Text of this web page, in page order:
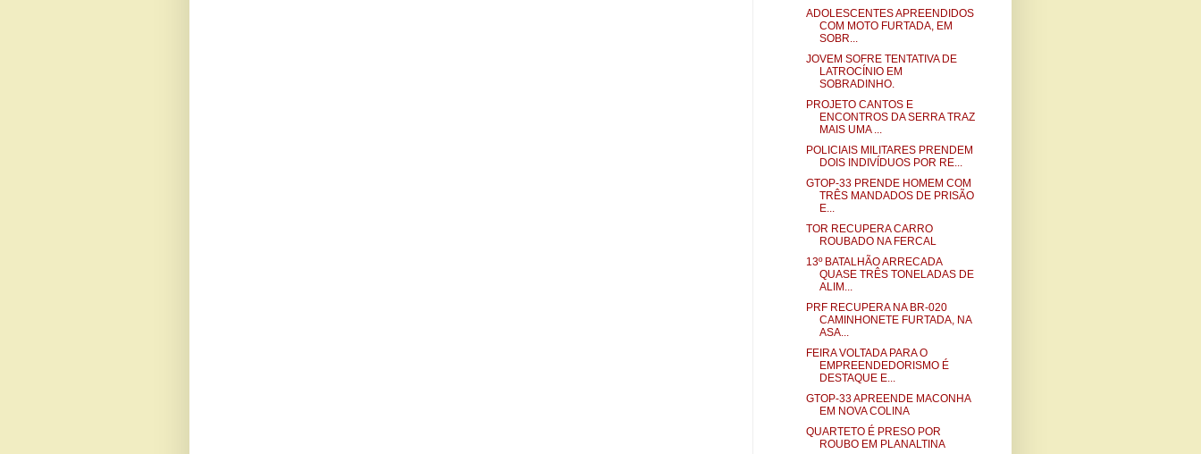
ADOLESCENTES APREENDIDOS
COM MOTO FURTADA, EM
SOBR...
JOVEM SOFRE TENTATIVA DE
LATROCÍNIO EM
SOBRADINHO.
PROJETO CANTOS E
ENCONTROS DA SERRA TRAZ
MAIS UMA ...
POLICIAIS MILITARES PRENDEM
DOIS INDIVÍDUOS POR RE...
GTOP-33 PRENDE HOMEM COM
TRÊS MANDADOS DE PRISÃO
E...
TOR RECUPERA CARRO
ROUBADO NA FERCAL
13º BATALHÃO ARRECADA
QUASE TRÊS TONELADAS DE
ALIM...
PRF RECUPERA NA BR-020
CAMINHONETE FURTADA, NA
ASA...
FEIRA VOLTADA PARA O
EMPREENDEDORISMO É
DESTAQUE E...
GTOP-33 APREENDE MACONHA
EM NOVA COLINA
QUARTETO É PRESO POR
ROUBO EM PLANALTINA